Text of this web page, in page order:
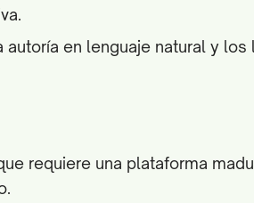
autoría en lenguaje natural y
requiere una plataforma